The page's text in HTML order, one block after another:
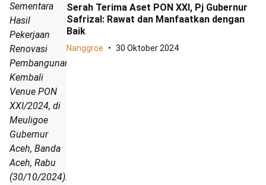
Sementara
Hasil
Pekerjaan
Renovasi
Pembangunan
Kembali
Venue PON
XXI/2024, di
Meuligoe
Gubernur
Aceh, Banda
Aceh, Rabu
(30/10/2024).
Serah Terima Aset PON XXI, Pj Gubernur
Safrizal: Rawat dan Manfaatkan dengan
Baik
Nanggroe 30 Oktober 2024